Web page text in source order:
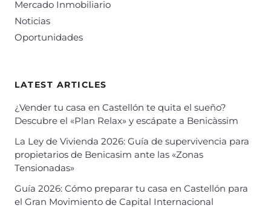
Mercado Inmobiliario
Noticias
Oportunidades
LATEST ARTICLES
¿Vender tu casa en Castellón te quita el sueño?
Descubre el «Plan Relax» y escápate a Benicàssim
La Ley de Vivienda 2026: Guía de supervivencia para
propietarios de Benicasim ante las «Zonas
Tensionadas»
Guía 2026: Cómo preparar tu casa en Castellón para
el Gran Movimiento de Capital Internacional